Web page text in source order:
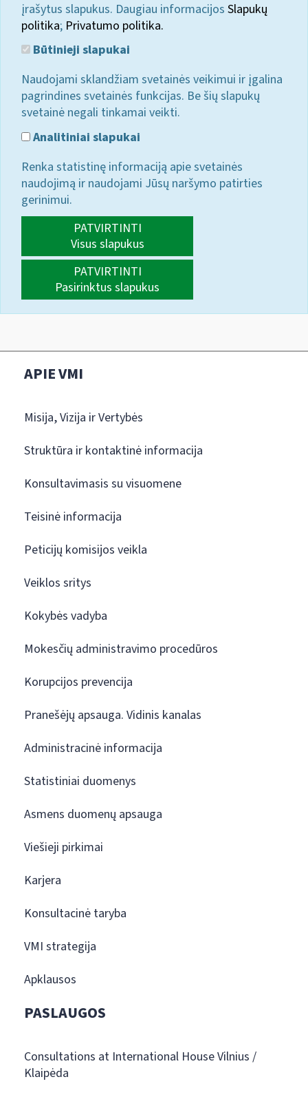
įrašytus slapukus. Daugiau informacijos Slapukų
politika; Privatumo politika.
Būtinieji slapukai
Naudojami sklandžiam svetainės veikimui ir įgalina
pagrindines svetainės funkcijas. Be šių slapukų
svetainė negali tinkamai veikti.
Analitiniai slapukai
Renka statistinę informaciją apie svetainės
naudojimą ir naudojami Jūsų naršymo patirties
gerinimui.
PATVIRTINTI
Visus slapukus
PATVIRTINTI
Pasirinktus slapukus
APIE VMI
Misija, Vizija ir Vertybės
Struktūra ir kontaktinė informacija
Konsultavimasis su visuomene
Teisinė informacija
Peticijų komisijos veikla
Veiklos sritys
Kokybės vadyba
Mokesčių administravimo procedūros
Korupcijos prevencija
Pranešėjų apsauga. Vidinis kanalas
Administracinė informacija
Statistiniai duomenys
Asmens duomenų apsauga
Viešieji pirkimai
Karjera
Konsultacinė taryba
VMI strategija
Apklausos
PASLAUGOS
Consultations at International House Vilnius /
Klaipėda